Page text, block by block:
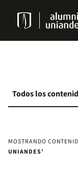
contenido
principal
Todos los
MOSTRANDO
UNIANDES’